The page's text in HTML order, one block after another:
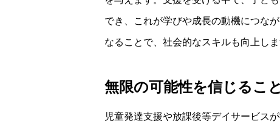
でき、これが学びや成長の動機につな
なることで、社会的なスキルも向上しま
無限の可能性を信じるこ
児童発達支援や放課後等デイサービス